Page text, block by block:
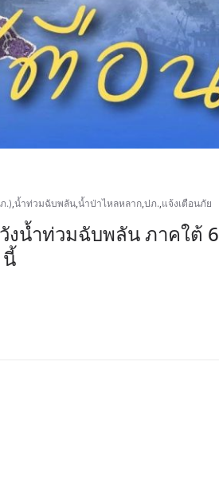
.),น้ำท่วมฉับพลัน,น้ำป่าไหลหลาก,ปภ.,แจ้งเตือนภัย
งน้ำท่วมฉับพลัน ภาคใต้ 6